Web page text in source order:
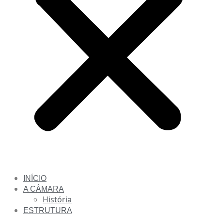
INÍCIO
A CÂMARA
História
ESTRUTURA